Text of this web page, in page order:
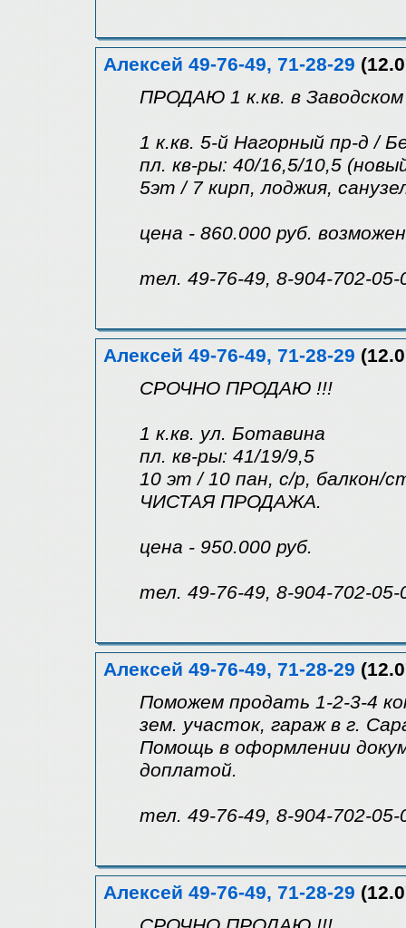
Алексей 49-76-49, 71-28-29
ПРОДАЮ 1 к.кв. в Заводском
1 к.кв. 5-й Нагорный пр-д /
пл. кв-ры: 40/16,5/10,5
5эт / 7 кирп, лоджия,
цена - 860.000 руб.
тел. 49-76-49, 8-904-702-05-
Алексей 49-76-49, 71-28-29
СРОЧНО ПРОДАЮ !!!
1 к.кв. ул. Ботавина
пл. кв-ры: 41/19/9,5
10 эт / 10 пан, с/р, балкон/
ЧИСТАЯ ПРОДАЖА.
цена - 950.000 руб.
тел. 49-76-49, 8-904-702-05-
Алексей 49-76-49, 71-28-29
Поможем продать 1-2-3-4
зем. участок, гараж в г.
Помощь в оформлении
доплатой.
тел. 49-76-49, 8-904-702-05-
Алексей 49-76-49, 71-28-29